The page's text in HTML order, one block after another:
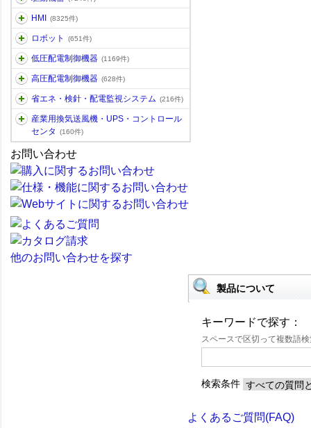
HMI (8325件)
ロボット (651件)
低圧配電制御機器 (1169件)
高圧配電制御機器 (628件)
省エネ・検針・配電監視システム (216件)
産業用換気送風機・UPS・コントロール
センタ
(160件)
お問い合わせ
他のお問い合わせを探す
製品について
キーワードで探す：
スペースで区切って複数語
検索条件
よくあるご質問(FAQ)